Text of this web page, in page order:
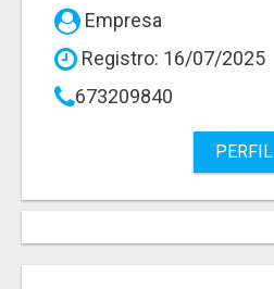
Empresa
Registro: 16/07/2025
673209840
PERFIL